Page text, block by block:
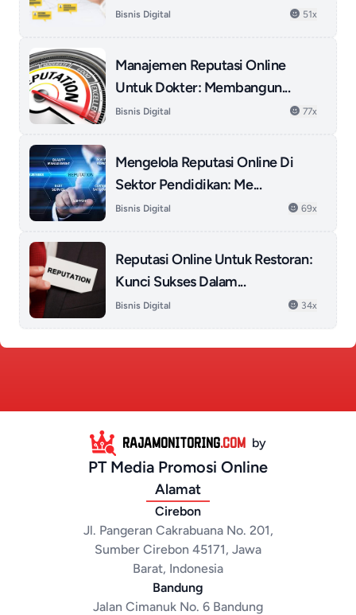
Bisnis Digital 51x
Manajemen Reputasi Online
Untuk Dokter: Membangun...
Bisnis Digital 77x
Mengelola Reputasi Online Di
Sektor Pendidikan: Me...
Bisnis Digital 69x
Reputasi Online Untuk Restoran:
Kunci Sukses Dalam...
Bisnis Digital 34x
RAJAMONITORING.COM by
PT Media Promosi Online
Alamat
Cirebon
Jl. Pangeran Cakrabuana No. 201,
Sumber Cirebon 45171, Jawa
Barat, Indonesia
Bandung
Jalan Cimanuk No. 6 Bandung